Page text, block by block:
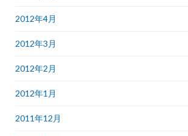
2012年4月
2012年3月
2012年2月
2012年1月
2011年12月